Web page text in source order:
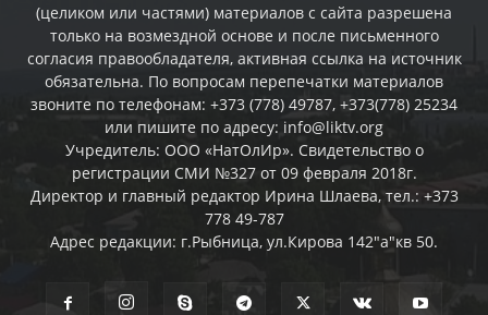
(целиком или частями) материалов c сайта разрешена
только на возмездной основе и после письменного
согласия правообладателя, активная ссылка на источник
обязательна. По вопросам перепечатки материалов
звоните по телефонам: +373 (778) 49787, +373(778) 25234
или пишите по адресу: info@liktv.org
Учредитель: ООО «НатОлИр». Свидетельство о
регистрации СМИ №327 от 09 февраля 2018г.
Директор и главный редактор Ирина Шлаева, тел.: +373
778 49-787
Адрес редакции: г.Рыбница, ул.Кирова 142"а"кв 50.